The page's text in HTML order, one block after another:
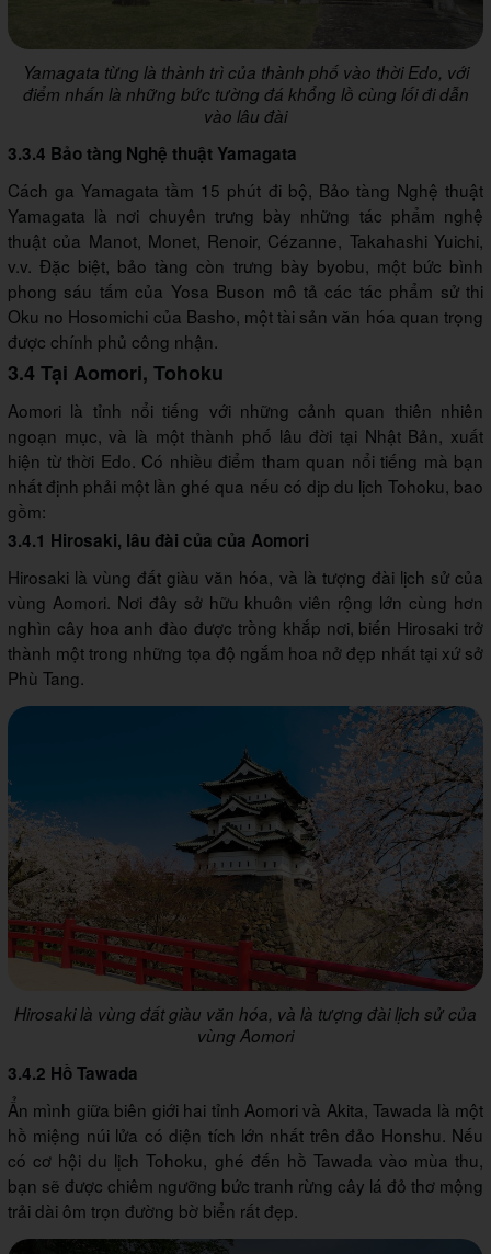
Yamagata từng là thành trì của thành phố vào thời Edo, với
điểm nhấn là những bức tường đá khổng lồ cùng lối đi dẫn
vào lâu đài
3.3.4 Bảo tàng Nghệ thuật Yamagata
Cách ga Yamagata tầm 15 phút đi bộ, Bảo tàng Nghệ thuật
Yamagata là nơi chuyên trưng bày những tác phẩm nghệ
thuật của Manot, Monet, Renoir, Cézanne, Takahashi Yuichi,
v.v. Đặc biệt, bảo tàng còn trưng bày byobu, một bức bình
phong sáu tấm của Yosa Buson mô tả các tác phẩm sử thi
Oku no Hosomichi của Basho, một tài sản văn hóa quan trọng
được chính phủ công nhận.
3.4 Tại Aomori, Tohoku
Aomori là tỉnh nổi tiếng với những cảnh quan thiên nhiên
ngoạn mục, và là một thành phố lâu đời tại Nhật Bản, xuất
hiện từ thời Edo. Có nhiều điểm tham quan nổi tiếng mà bạn
nhất định phải một lần ghé qua nếu có dịp du lịch Tohoku, bao
gồm:
3.4.1 Hirosaki, lâu đài của của Aomori
Hirosaki là vùng đất giàu văn hóa, và là tượng đài lịch sử của
vùng Aomori. Nơi đây sở hữu khuôn viên rộng lớn cùng hơn
nghìn cây hoa anh đào được trồng khắp nơi, biến Hirosaki trở
thành một trong những tọa độ ngắm hoa nở đẹp nhất tại xứ sở
Phù Tang.
Hirosaki là vùng đất giàu văn hóa, và là tượng đài lịch sử của
vùng Aomori
3.4.2 Hồ Tawada
Ẩn mình giữa biên giới hai tỉnh Aomori và Akita, Tawada là một
hồ miệng núi lửa có diện tích lớn nhất trên đảo Honshu. Nếu
có cơ hội du lịch Tohoku, ghé đến hồ Tawada vào mùa thu,
bạn sẽ được chiêm ngưỡng bức tranh rừng cây lá đỏ thơ mộng
trải dài ôm trọn đường bờ biển rất đẹp.